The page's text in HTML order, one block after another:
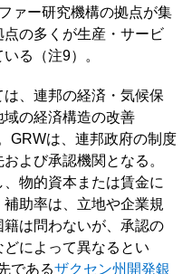
ァー研究機構の拠点が集
の多くが生産・サービ
る（注9）。
、連邦の経済・気候保
の経済構造の改善
GRWは、連邦政府の制度
よび承認機関となる。
物的資本または賃金に
助率は、立地や企業規
は問わないが、承認の
によって異なるとい
であるザクセン州開発銀